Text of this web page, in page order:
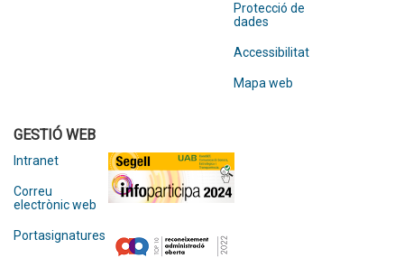
Protecció de
dades
Accessibilitat
Mapa web
GESTIÓ WEB
Intranet
Correu
electrònic web
Portasignatures